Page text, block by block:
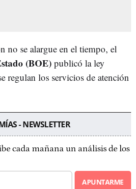
no se alargue en el tiempo, el
(BOE) publicó la ley
regulan los servicios de atención
- NEWSLETTER
cada mañana un análisis de los
APUNTARME